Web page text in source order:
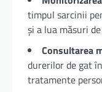
timpul sarcinii
și a lua măsuri
Consultarea
durerilor de gat
tratamente